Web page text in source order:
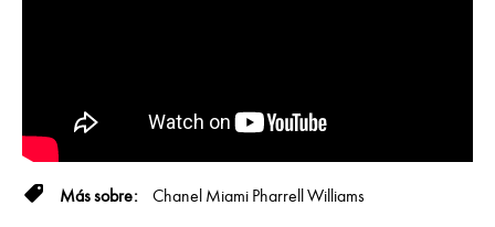
Chanel Miami Pharrell Williams